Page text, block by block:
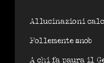
Allucinazioni
Follemente snob
A chi fa paura il